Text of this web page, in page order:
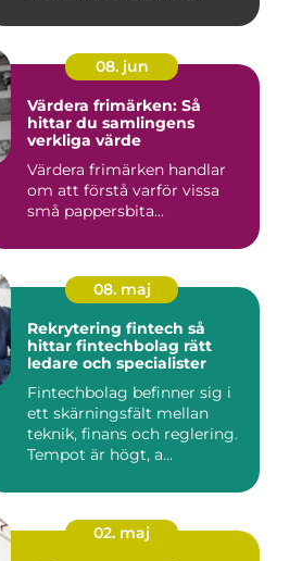
08. jun
Värdera frimärken: Så
hittar du samlingens
verkliga värde
Värdera frimärken handlar
om att förstå varför vissa
små pappersbita...
08. maj
Rekrytering fintech så
hittar fintechbolag rätt
ledare och specialister
Fintechbolag befinner sig i
ett skärningsfält mellan
teknik, finans och reglering.
Tempot är högt, a...
02. maj